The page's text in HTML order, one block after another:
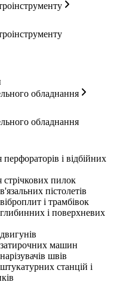
обладнання
обладнання
і відбійних
стрічкових пилок
пістолетів
і трамбівок
і поверхневих
машин
швів
станцій і